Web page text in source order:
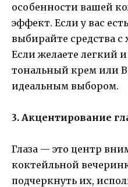
особенности вашей
эффект. Если у вас
выбирайте средства
Если желаете легкий
тональный крем или
идеальным выбором.
3. Акцентирование
Глаза — это центр
коктейльной
подчеркнуть их,